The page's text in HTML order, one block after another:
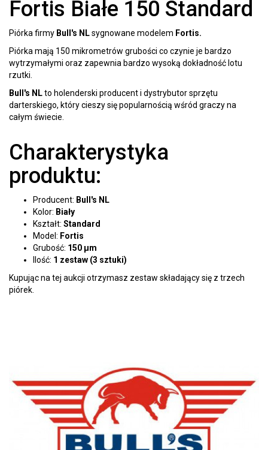
Fortis Białe 150 Standard
Piórka firmy Bull's NLsygnowane modelem Fortis.
Piórka mają 150 mikrometrów grubości co czynie je bardzo
wytrzymałymi oraz zapewnia bardzo wysoką dokładność lotu
rzutki.
Bull's NLto holenderski producent i dystrybutor sprzętu
darterskiego, który cieszy się popularnością wśród graczy na
całym świecie.
Charakterystyka
produktu:
Producent: Bull's NL
Kolor: Biały
Kształt: Standard
Model: Fortis
Grubość: 150 μm
Ilość: 1 zestaw (3 sztuki)
Kupując na tej aukcji otrzymasz zestaw składający się z trzech
piórek.